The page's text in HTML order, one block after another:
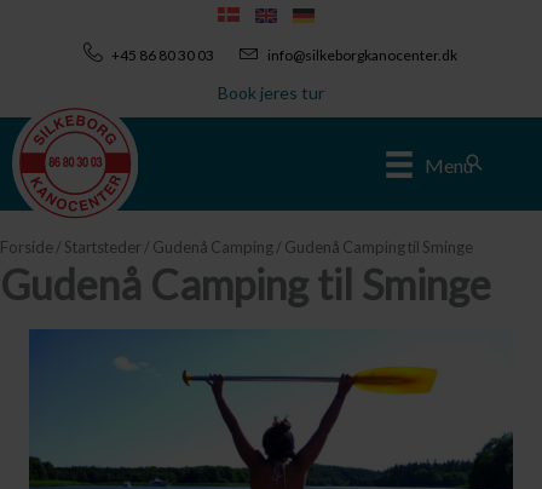
+45 86 80 30 03 info@silkeborgkanocenter.dk
Book jeres tur
Menu
Forside/ Startsteder / Gudenå Camping/ Gudenå Camping til Sminge
Gudenå Camping til Sminge